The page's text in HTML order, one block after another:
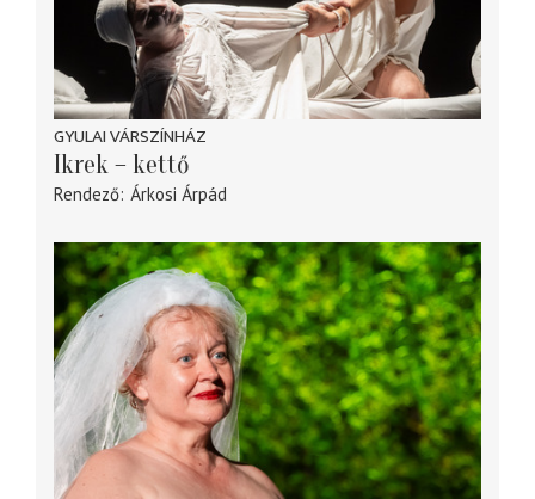
GYULAI VÁRSZÍNHÁZ
Ikrek – kettő
Rendező Árkosi Árpád